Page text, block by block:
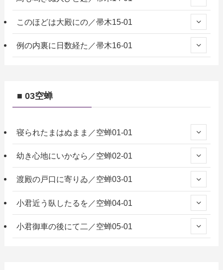
このほどは大殿にの／帚木15-01
例の内裏に日数経た／帚木16-01
■ 03空蝉
寝られたまはぬまま／空蝉01-01
幼き心地にいかなら／空蝉02-01
渡殿の戸口に寄りゐ／空蝉03-01
小君近う臥したるを／空蝉04-01
小君御車の後にて二／空蝉05-01